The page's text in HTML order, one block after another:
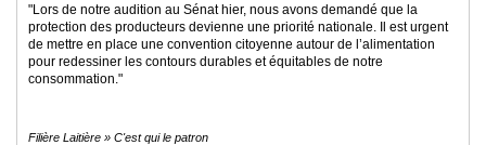
"Lors de notre audition au Sénat hier, nous avons demandé que la
protection des producteurs devienne une priorité nationale. Il est urgent
de mettre en place une convention citoyenne autour de l’alimentation
pour redessiner les contours durables et équitables de notre
consommation."
Filière Laitière » C'est qui le patron